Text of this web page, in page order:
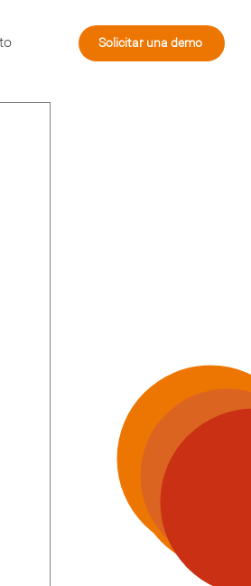
Solicitar una demo